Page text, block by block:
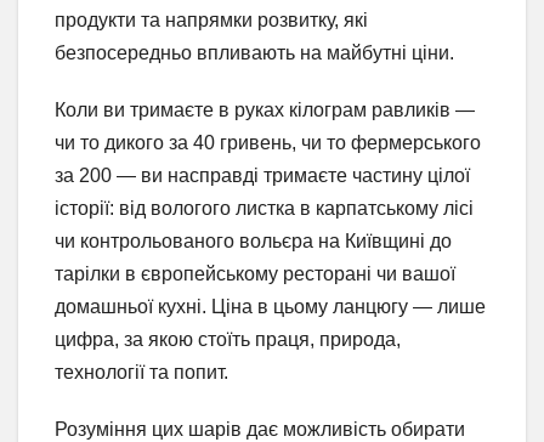
продукти та напрямки розвитку, які
безпосередньо впливають на майбутні ціни.
Коли ви тримаєте в руках кілограм равликів —
чи то дикого за 40 гривень, чи то фермерського
за 200 — ви насправді тримаєте частину цілої
історії: від вологого листка в карпатському лісі
чи контрольованого вольєра на Київщині до
тарілки в європейському ресторані чи вашої
домашньої кухні. Ціна в цьому ланцюгу — лише
цифра, за якою стоїть праця, природа,
технології та попит.
Розуміння цих шарів дає можливість обирати